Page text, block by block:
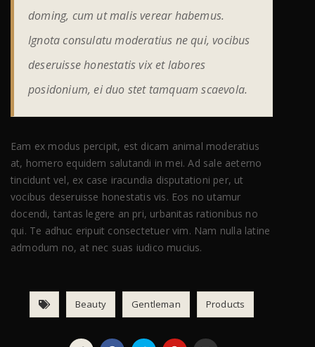
doming, cum ut malis verear habemus.
Ignota consulatu moderatius ne qui, vocibus
deseruisse honestatis vix et labores
posidonium, ei duo stet tamquam scaevola.
Eam ex modus percipit, est dicam animal moderatius
at, homero equidem salutandi in mei. Ad sale aeterno
tincidunt vel, ex case iracundia disputationi per, ut
vocibus deseruisse honestatis vis. Eos no utamur
docendi, tantas legere an pri, urbanitas rationibus no
qui. Te adhuc eripuit consectetuer vim. Nam nulla latine
admodum no, at nec suas iudico mucius.
Beauty Gentleman Products